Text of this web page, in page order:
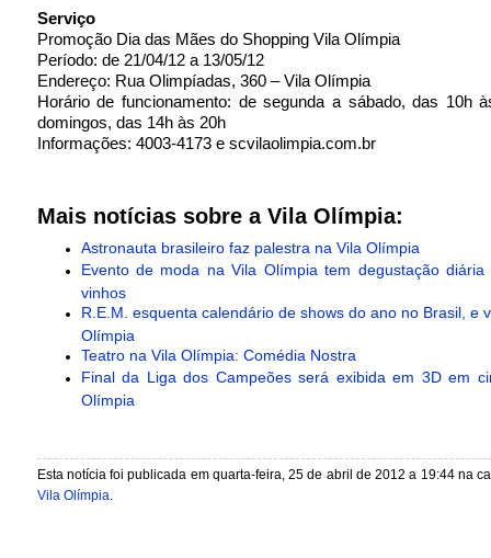
Serviço
Promoção Dia das Mães do Shopping Vila Olímpia
Período: de 21/04/12 a 13/05/12
Endereço: Rua Olimpíadas, 360 – Vila Olímpia
Horário de funcionamento: de segunda a sábado, das 10h
domingos, das 14h às 20h
Informações: 4003-4173 e scvilaolimpia.com.br
Mais notícias sobre a Vila Olímpia:
Astronauta brasileiro faz palestra na Vila Olímpia
Evento de moda na Vila Olímpia tem degustação
vinhos
R.E.M. esquenta calendário de shows do ano no Brasil, e
Olímpia
Teatro na Vila Olímpia: Comédia Nostra
Final da Liga dos Campeões será exibida em 3D em
Olímpia
Esta notícia foi publicada em quarta-feira, 25 de abril de 2012 a 19:44 na
Vila Olímpia.